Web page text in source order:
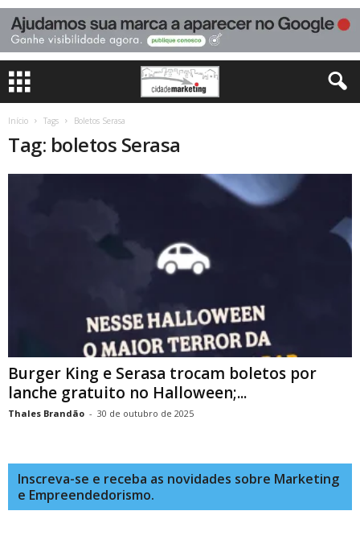
Início Tags Boletos Serasa
Tag: boletos Serasa
Burger King e Serasa trocam boletos por
lanche gratuito no Halloween;...
Thales Brandão - 30 de outubro de 2025
Inscreva-se e receba as novidades sobre Marketing
e Empreendedorismo.